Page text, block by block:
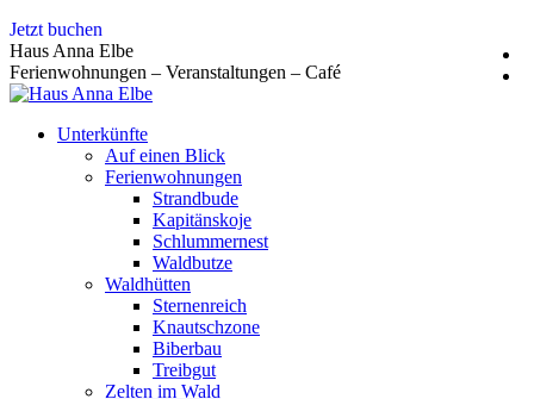
Zum
Inhalt
springen
Jetzt buchen
Haus Anna Elbe
Ferienwohnungen – Veranstaltungen – Café
Unterkünfte
Auf einen Blick
Ferienwohnungen
Strandbude
Kapitänskoje
Schlummernest
Waldbutze
Waldhütten
Sternenreich
Knautschzone
Biberbau
Treibgut
Zelten im Wald